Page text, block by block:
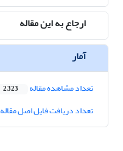
ارجاع به این مقاله
آمار
تعداد مشاهده مقاله 2,323
تعداد دریافت فایل اصل مقاله